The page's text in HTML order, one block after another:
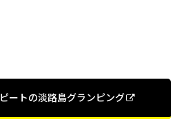
ートの淡路島グランピング